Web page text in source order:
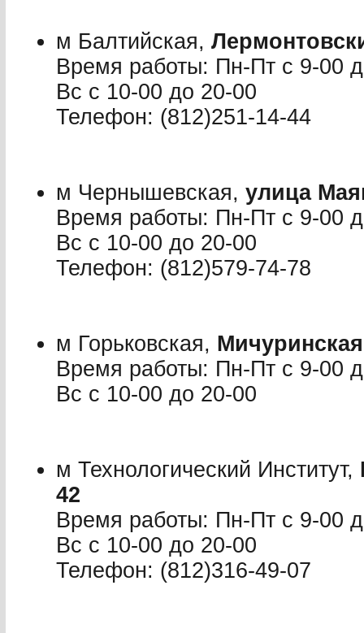
м Балтийская,
Время работы: Пн-Пт с 9-00
Вс с 10-00 до 20-00
Телефон: (812)251-14-44
м Чернышевская, улица
Время работы: Пн-Пт с 9-00
Вс с 10-00 до 20-00
Телефон: (812)579-74-78
м Горьковская,
Время работы: Пн-Пт с 9-00
Вс с 10-00 до 20-00
м Технологический Институт,
42
Время работы: Пн-Пт с 9-00
Вс с 10-00 до 20-00
Телефон: (812)316-49-07